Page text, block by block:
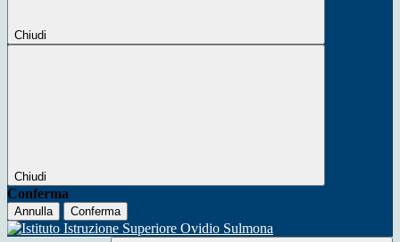
Chiudi
Chiudi
Conferma
Annulla Conferma